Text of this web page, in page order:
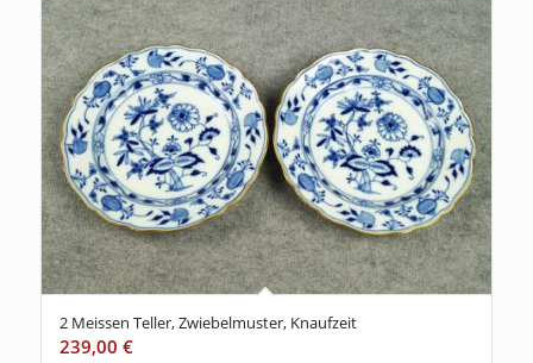
2 Meissen Teller, Zwiebelmuster, Knaufzeit
239,00 €